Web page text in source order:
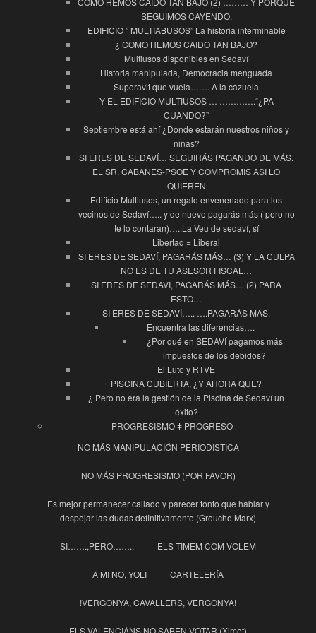
SEGUIMOS CAYENDO.
EDIFICIO ” MULTIABUSOS” La historia interminable
¿ COMO HEMOS CAIDO TAN BAJO?
Multiusos disponibles en Sedaví
Historia manipulada, Democracia menguada
Superavit que vuela……. A la cazuela
Y EL EDIFICIO MULTIUSOS … ………….“¿PA
CUANDO?”
Septiembre está ahí ¿Donde estarán nuestros niños y
niñas?
SI ERES DE SEDAVÍ… SEGUIRÁS PAGANDO DE MÁS.
EL SR. CABANES-PSOE Y COMPROMIS ASI LO
QUIEREN
Edificio Multiusos, un regalo envenenado para los
vecinos de Sedaví….. y de nuevo pagarás más ( pero no
te lo contaran)…..La Veu de sedaví, sí
Libertad = Liberal
SI ERES DE SEDAVÍ, PAGARÁS MÁS… (3) Y LA CULPA
NO ES DE TU ASESOR FISCAL…
SI ERES DE SEDAVI, PAGARÁS MÁS… (2) PARA
ESTO…
SI ERES DE SEDAVÍ….. ….PAGARÁS MÁS.
Encuentra las diferencias….
¿Por qué en SEDAVÍ pagamos más
impuestos de los debidos?
El Luto y RTVE
PISCINA CUBIERTA, ¿Y AHORA QUE?
¿ Pero no era la gestión de la Piscina de Sedaví un
éxito?
PROGRESISMO ǂ PROGRESO
NO MÁS MANIPULACIÓN PERIODISTICA
NO MÁS PROGRESISMO (POR FAVOR)
Es mejor permanecer callado y parecer tonto que hablar y
despejar las dudas definitivamente (Groucho Marx)
SI…….,PERO…….. ELS TIMEM COM VOLEM
A MI NO, YOLI CARTELERÍA
!VERGONYA, CAVALLERS, VERGONYA!
ELS VALENCIÁNS NO SABEN VOTAR (Ximet)